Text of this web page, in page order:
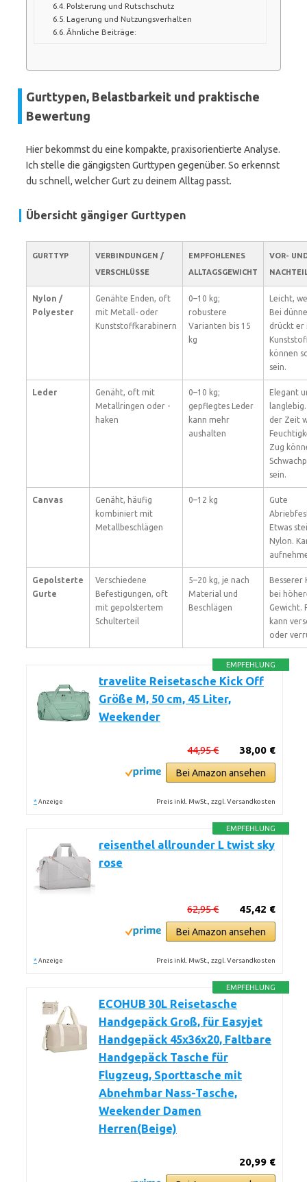
Polsterung und Rutschschutz
Lagerung und Nutzungsverhalten
Ähnliche Beiträge:
Gurttypen, Belastbarkeit und praktische
Bewertung
Hier bekommst du eine kompakte, praxisorientierte Analyse.
Ich stelle die gängigsten Gurttypen gegenüber. So erkennst
du schnell, welcher Gurt zu deinem Alltag passt.
Übersicht gängiger Gurttypen
GURTTYP
VERBINDUNGEN /
VERSCHLÜSSE
EMPFOHLENES
ALLTAGSGEWICHT
VOR-
Nylon /
Polyester
Genähte Enden, oft
mit Metall- oder
Kunststoffkarabinern
0–10 kg;
robustere
Varianten bis 15
kg
Leicht,
Bei
drückt er
können
sein.
Leder
Genäht, oft mit
Metallringen oder -
haken
0–10 kg;
gepflegtes Leder
kann mehr
aushalten
Elegant
der Zeit
Zug
sein.
Canvas
Genäht, häufig
kombiniert mit
Metallbeschlägen
0–12 kg
Gute
Etwas
Nylon.
Gepolsterte
Gurte
Verschiedene
Befestigungen, oft
mit gepolstertem
Schulterteil
5–20 kg, je nach
Material und
Beschlägen
Besserer
bei
Gewicht.
kann
oder
EMPFEHLUNG
travelite Reisetasche Kick Off
Größe M, 50 cm, 45 Liter,
Weekender
38,00 €
44,95 €
Bei Amazon ansehen
* Anzeige Preis inkl. MwSt., zzgl. Versandkosten
EMPFEHLUNG
reisenthel allrounder L twist sky
rose
45,42 €
62,95 €
Bei Amazon ansehen
* Anzeige Preis inkl. MwSt., zzgl. Versandkosten
EMPFEHLUNG
ECOHUB 30L Reisetasche
Handgepäck Groß, für Easyjet
Handgepäck 45x36x20, Faltbare
Handgepäck Tasche für
Flugzeug, Sporttasche mit
Abnehmbar Nass-Tasche,
Weekender Damen
Herren(Beige)
20,99 €